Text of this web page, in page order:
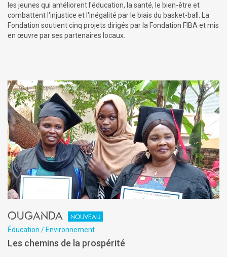
les jeunes qui améliorent l'éducation, la santé, le bien-être et
combattent l'injustice et l'inégalité par le biais du basket-ball. La
Fondation soutient cinq projets dirigés par la Fondation FIBA et mis
en œuvre par ses partenaires locaux.
Ouganda Nouveau
Éducation / Environnement
Les chemins de la prospérité